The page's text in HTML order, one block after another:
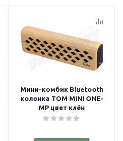
Мини-комбик Bluetooth
колонка TOM MINI ONE-
MP цвет клён